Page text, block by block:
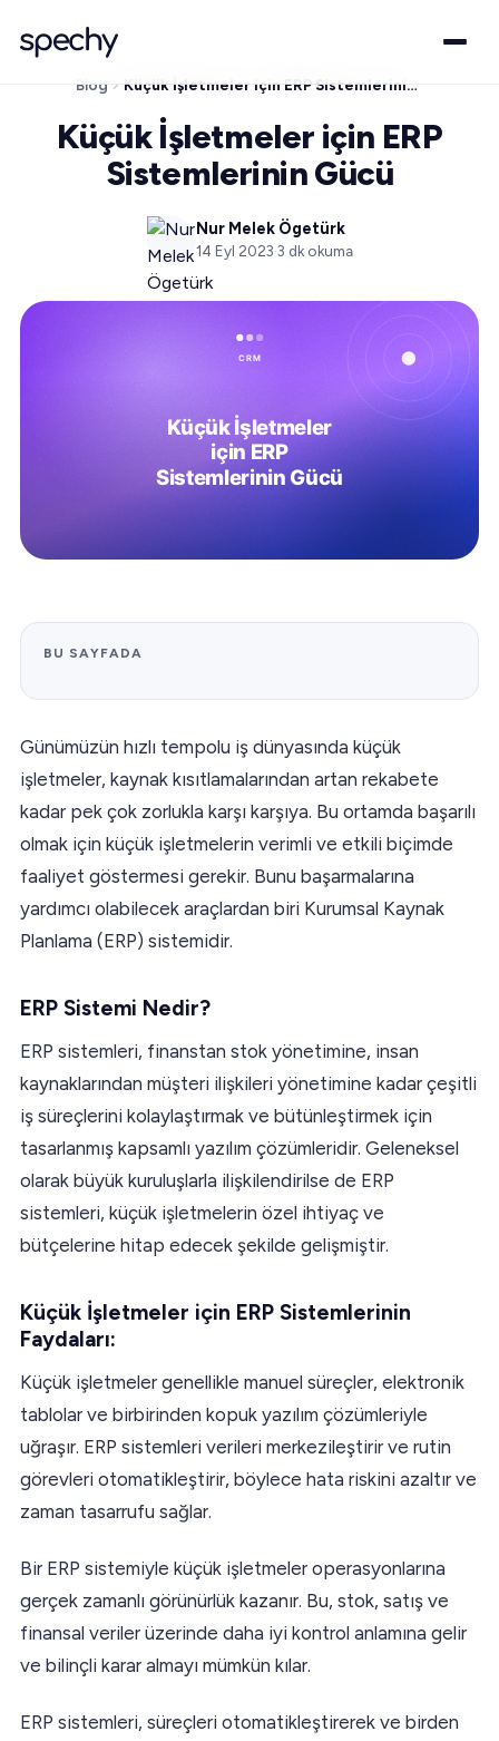
Blog Küçük İşletmeler için ERP Sistemlerinin Gücü
Küçük İşletmeler için ERP
Sistemlerinin Gücü
Nur Melek Ögetürk
14 Eyl 2023·3 dk okuma
BU SAYFADA
Günümüzün hızlı tempolu iş dünyasında küçük
işletmeler, kaynak kısıtlamalarından artan rekabete
kadar pek çok zorlukla karşı karşıya. Bu ortamda başarılı
olmak için küçük işletmelerin verimli ve etkili biçimde
faaliyet göstermesi gerekir. Bunu başarmalarına
yardımcı olabilecek araçlardan biri Kurumsal Kaynak
Planlama (ERP) sistemidir.
ERP Sistemi Nedir?
ERP sistemleri, finanstan stok yönetimine, insan
kaynaklarından müşteri ilişkileri yönetimine kadar çeşitli
iş süreçlerini kolaylaştırmak ve bütünleştirmek için
tasarlanmış kapsamlı yazılım çözümleridir. Geleneksel
olarak büyük kuruluşlarla ilişkilendirilse de ERP
sistemleri, küçük işletmelerin özel ihtiyaç ve
bütçelerine hitap edecek şekilde gelişmiştir.
Küçük İşletmeler için ERP Sistemlerinin
Faydaları:
Küçük işletmeler genellikle manuel süreçler, elektronik
tablolar ve birbirinden kopuk yazılım çözümleriyle
uğraşır. ERP sistemleri verileri merkezileştirir ve rutin
görevleri otomatikleştirir, böylece hata riskini azaltır ve
zaman tasarrufu sağlar.
Bir ERP sistemiyle küçük işletmeler operasyonlarına
gerçek zamanlı görünürlük kazanır. Bu, stok, satış ve
finansal veriler üzerinde daha iyi kontrol anlamına gelir
ve bilinçli karar almayı mümkün kılar.
ERP sistemleri, süreçleri otomatikleştirerek ve birden